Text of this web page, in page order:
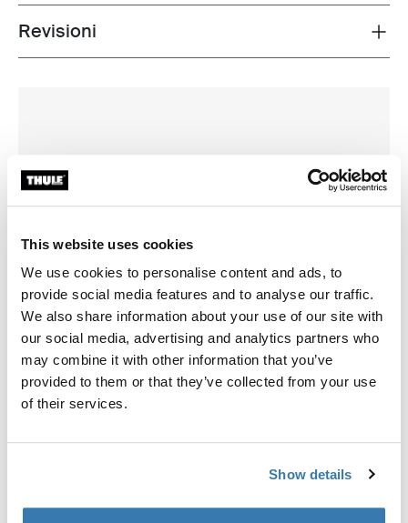
This website uses cookies
We use cookies to personalise content and ads, to
provide social media features and to analyse our traffic.
We also share information about your use of our site with
our social media, advertising and analytics partners who
may combine it with other information that you’ve
provided to them or that they’ve collected from your use
of their services.
Show details
Toggle overview
Revisioni